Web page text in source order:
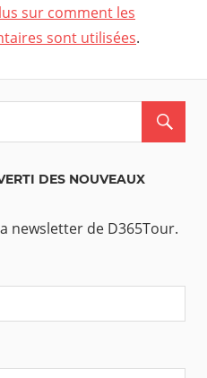
sur comment les
sont utilisées.
DES NOUVEAUX
newsletter de D365Tour.